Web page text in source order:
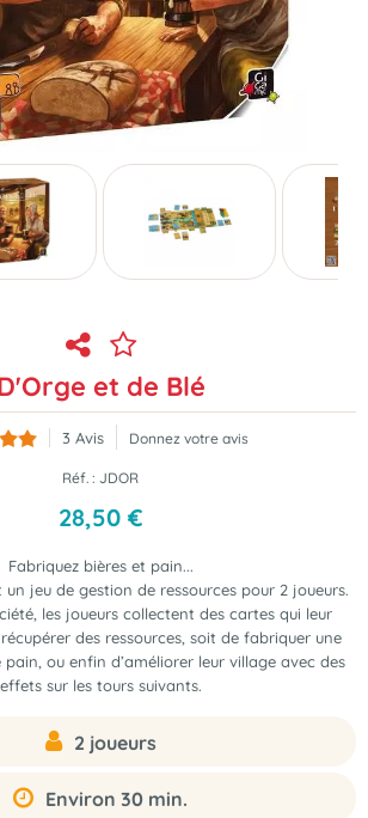
et de Blé
3 Avis Donnez votre avis
Réf. : JDOR
28,50 €
Fabriquez bières et pain...
un jeu de gestion de ressources pour 2 joueurs.
les joueurs collectent des cartes qui leur
des ressources, soit de fabriquer une
ou enfin d’améliorer leur village avec des
effets sur les tours suivants.
2 joueurs
Environ 30 min.